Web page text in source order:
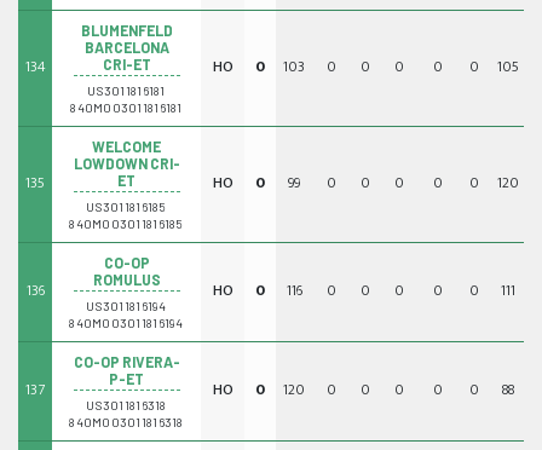
134
BLUMENFELD
BARCELONA
CRI-ET
US3011816181
840M003011816181
HO 0 103 0 0 0 0 0 105
135
WELCOME
LOWDOWN CRI-
ET
US3011816185
840M003011816185
HO 0 99 0 0 0 0 0 120
136
CO-OP
ROMULUS
US3011816194
840M003011816194
HO 0 116 0 0 0 0 0 111
137
CO-OP RIVERA-
P-ET
US3011816318
840M003011816318
HO 0 120 0 0 0 0 0 88